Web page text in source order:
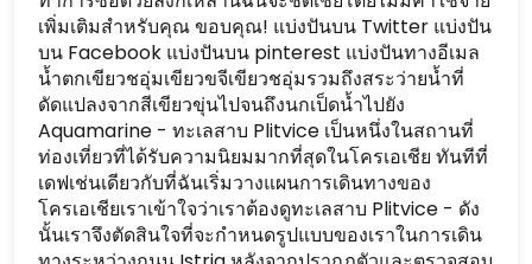
เพิ่มเติมสำหรับคุณ ขอบคุณ! แบ่งปันบน Twitter แบ่งปัน
บน Facebook แบ่งปันบน pinterest แบ่งปันทางอีเมล
น้ำตกเขียวชอุ่มเขียวขจีเขียวชอุ่มรวมถึงสระว่ายน้ำที่
ดัดแปลงจากสีเขียวขุ่นไปจนถึงนกเป็ดน้ำไปยัง
Aquamarine - ทะเลสาบ Plitvice เป็นหนึ่งในสถานที่
ท่องเที่ยวที่ได้รับความนิยมมากที่สุดในโครเอเชีย ทันทีที่
เดฟเช่นเดียวกับที่ฉันเริ่มวางแผนการเดินทางของ
โครเอเชียเราเข้าใจว่าเราต้องดูทะเลสาบ Plitvice - ดัง
นั้นเราจึงตัดสินใจที่จะกำหนดรูปแบบของเราในการเดิน